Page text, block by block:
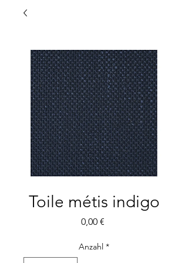
Toile métis indigo
0,00 €Preis
Anzahl *